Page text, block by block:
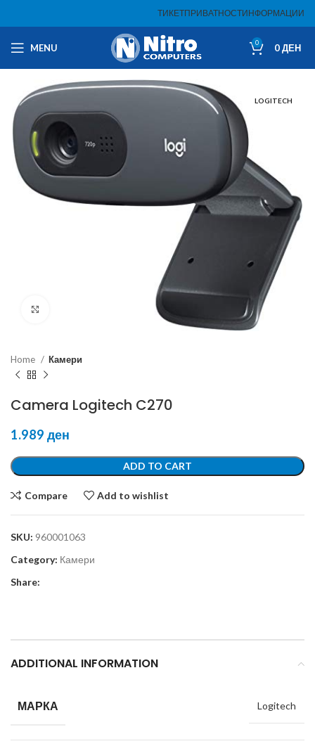
ТИКЕТПРИВАТНОСТИНФОРМАЦИИ
MENU 0 0ДЕН
LOGITECH
Home Камери
Camera Logitech C270
1.989 ден
ADD TO CART
Compare Add to wishlist
SKU: 960001063
Category: Камери
Share:
ADDITIONAL INFORMATION
МАРКА Logitech